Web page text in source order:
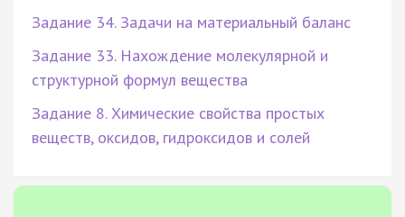
Задание 34. Задачи на материальный баланс
Задание 33. Нахождение молекулярной и
структурной формул вещества
Задание 8. Химические свойства простых
веществ, оксидов, гидроксидов и солей